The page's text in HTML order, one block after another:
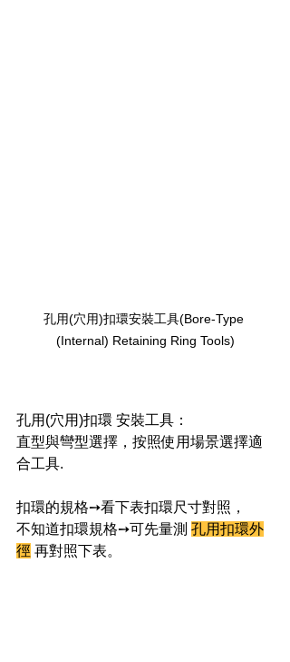
孔用(穴用)扣環安裝工具(Bore-Type
(Internal) Retaining Ring Tools)
孔用(穴用)扣環 安裝工具：
直型與彎型選擇，按照使用場景選擇適
合工具.
扣環的規格➙看下表扣環尺寸對照，
不知道扣環規格➙可先量測 孔用扣環外
徑 再對照下表。